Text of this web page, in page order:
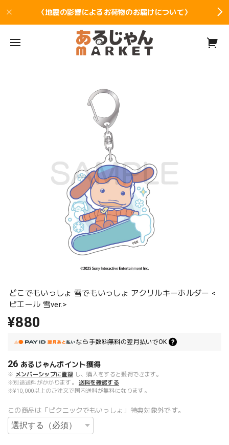
〈地震の影響によるお荷物のお届けについて〉
どこでもいっしょ 雪でもいっしょ アクリルキーホルダー <
ピエール 雪ver.>
¥880
なら 手数料無料の翌月払いでOK
26 あるじゃんポイント獲得
※ メンバーシップに登録 し、購入をすると獲得できます。
※別途送料がかかります。
送料を確認する
※¥10,000以上のご注文で国内送料が無料になります。
この商品は「ピクニックでもいっしょ」特典対象外です。